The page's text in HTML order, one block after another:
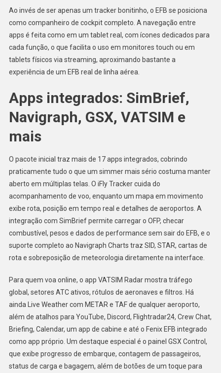
Ao invés de ser apenas um tracker bonitinho, o EFB se posiciona
como companheiro de cockpit completo. A navegação entre
apps é feita como em um tablet real, com ícones dedicados para
cada função, o que facilita o uso em monitores touch ou em
tablets físicos via streaming, aproximando bastante a
experiência de um EFB real de linha aérea.
Apps integrados: SimBrief,
Navigraph, GSX, VATSIM e
mais
O pacote inicial traz mais de 17 apps integrados, cobrindo
praticamente tudo o que um simmer mais sério costuma manter
aberto em múltiplas telas. O iFly Tracker cuida do
acompanhamento de voo, enquanto um mapa em movimento
exibe rota, posição em tempo real e detalhes de aeroportos. A
integração com SimBrief permite carregar o OFP, checar
combustível, pesos e dados de performance sem sair do EFB, e o
suporte completo ao Navigraph Charts traz SID, STAR, cartas de
rota e sobreposição de meteorologia diretamente na interface.
Para quem voa online, o app VATSIM Radar mostra tráfego
global, setores ATC ativos, rótulos de aeronaves e filtros. Há
ainda Live Weather com METAR e TAF de qualquer aeroporto,
além de atalhos para YouTube, Discord, Flightradar24, Crew Chat,
Briefing, Calendar, um app de cabine e até o Fenix EFB integrado
como app próprio. Um destaque especial é o painel GSX Control,
que exibe progresso de embarque, contagem de passageiros,
status de carga e bagagem, além de botões de um toque para